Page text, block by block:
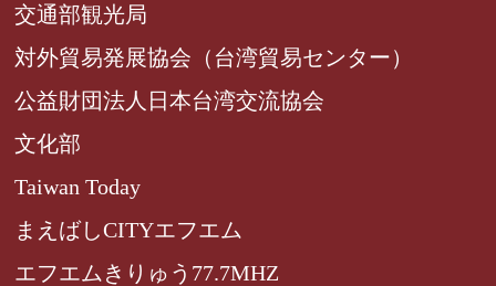
交通部観光局
対外貿易発展協会（台湾貿易センター）
公益財団法人日本台湾交流協会
文化部
Taiwan Today
まえばしCITYエフエム
エフエムきりゅう77.7MHZ